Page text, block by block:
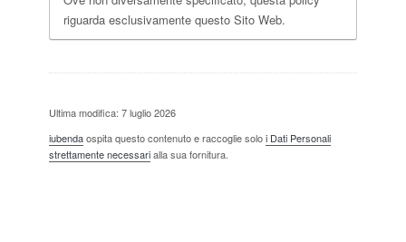
riguarda esclusivamente questo Sito Web.
Ultima modifica: 7 luglio 2026
iubendaospita questo contenuto e raccoglie soloi Dati Personali
strettamente necessarialla sua fornitura.